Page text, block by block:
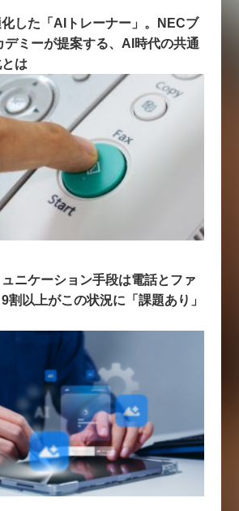
した「AIトレーナー」。NECブ
デミーが提案する、AI時代の共通
は
ニケーション手段は電話とファ
割以上がこの状況に「課題あり」